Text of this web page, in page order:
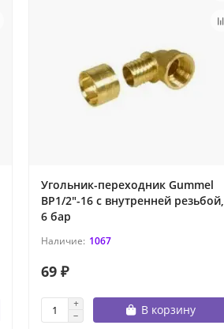
Угольник-переходник Gummel
ВР1/2"-16 с внутренней резьбой,
6 бар
1067
69 ₽
В корзину